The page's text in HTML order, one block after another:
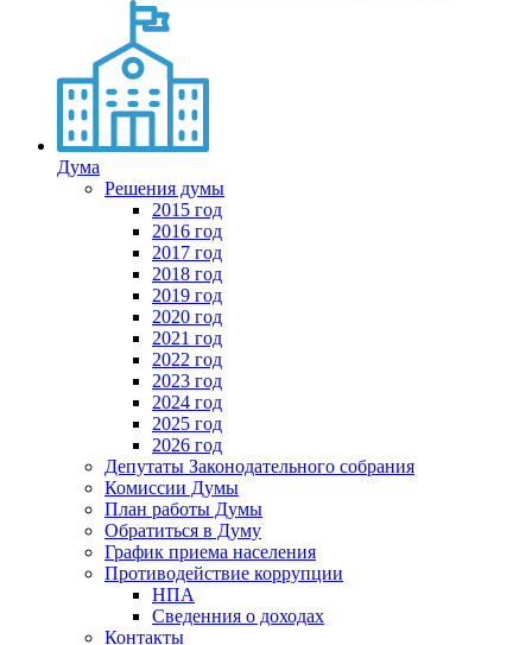
Дума
Решения думы
2015 год
2016 год
2017 год
2018 год
2019 год
2020 год
2021 год
2022 год
2023 год
2024 год
2025 год
2026 год
Депутаты Законодательного собрания
Комиссии Думы
План работы Думы
Обратиться в Думу
График приема населения
Противодействие коррупции
НПА
Сведенния о доходах
Контакты